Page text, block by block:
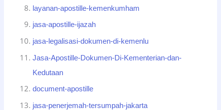
layanan-apostille-kemenkumham
jasa-apostille-ijazah
jasa-legalisasi-dokumen-di-kemenlu
Jasa-Apostille-Dokumen-Di-Kementerian-dan-
Kedutaan
document-apostille
jasa-penerjemah-tersumpah-jakarta